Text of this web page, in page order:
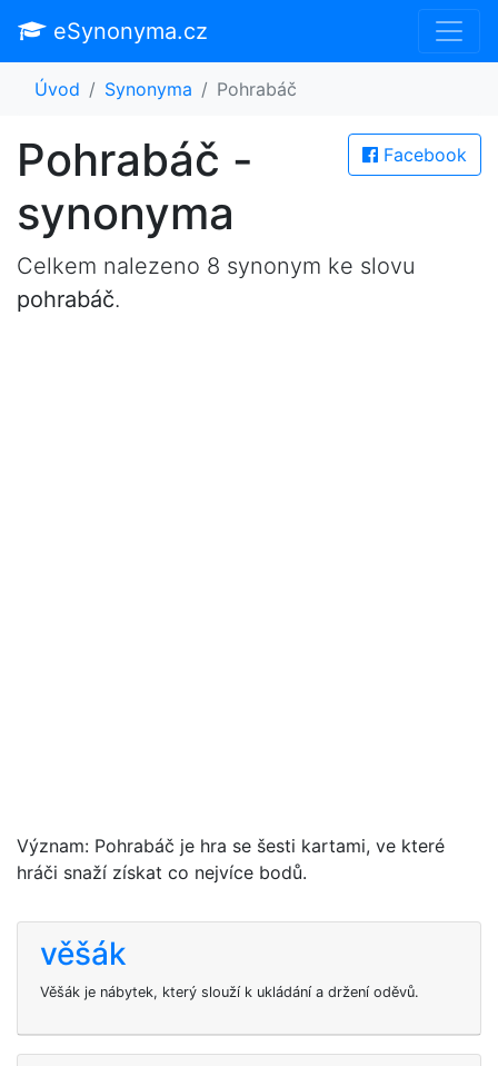
eSynonyma.cz
Úvod Synonyma Pohrabáč
Facebook
Pohrabáč -
synonyma
Celkem nalezeno 8 synonym ke slovu
pohrabáč.
Význam: Pohrabáč je hra se šesti kartami, ve které
hráči snaží získat co nejvíce bodů.
věšák
Věšák je nábytek, který slouží k ukládání a držení oděvů.